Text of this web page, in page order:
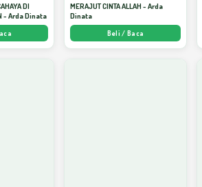
DI
- Arda Dinata
MERAJUT CINTA ALLAH - Arda
Dinata
Beli / Baca